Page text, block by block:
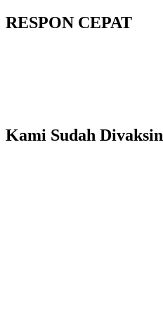
RESPON CEPAT
Kami Sudah Divaksin